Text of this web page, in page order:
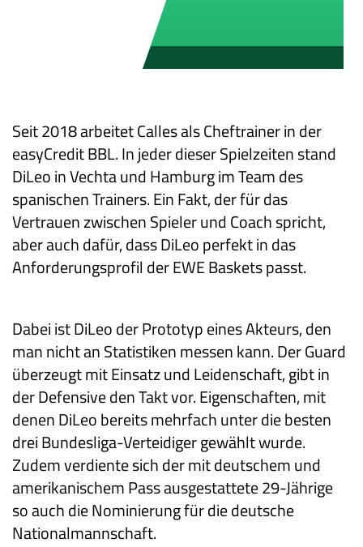
Seit 2018 arbeitet Calles als Cheftrainer in der
easyCredit BBL. In jeder dieser Spielzeiten stand
DiLeo in Vechta und Hamburg im Team des
spanischen Trainers. Ein Fakt, der für das
Vertrauen zwischen Spieler und Coach spricht,
aber auch dafür, dass DiLeo perfekt in das
Anforderungsprofil der EWE Baskets passt.
Dabei ist DiLeo der Prototyp eines Akteurs, den
man nicht an Statistiken messen kann. Der Guard
überzeugt mit Einsatz und Leidenschaft, gibt in
der Defensive den Takt vor. Eigenschaften, mit
denen DiLeo bereits mehrfach unter die besten
drei Bundesliga-Verteidiger gewählt wurde.
Zudem verdiente sich der mit deutschem und
amerikanischem Pass ausgestattete 29-Jährige
so auch die Nominierung für die deutsche
Nationalmannschaft.